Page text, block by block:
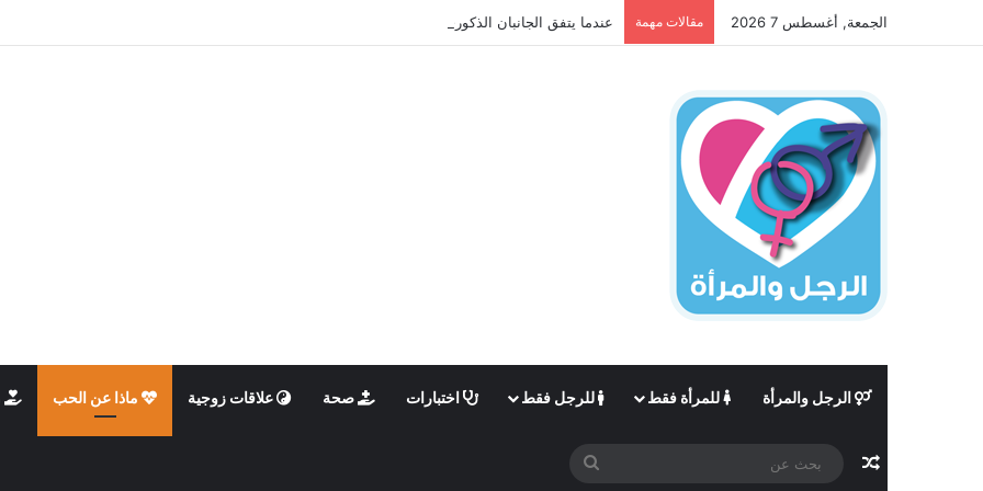
الجمعة, أغسطس 7 2026 مقالات مهمة عندما يتفق الجانبان الذكوري والأنثوي داخلنا، ما الذي يحدث؟
الرجل والمرأة للمرأة فقط للرجل فقط اختبارات صحة علاقات زوجية ماذا عن الحب
مقال عشوائي
بحث